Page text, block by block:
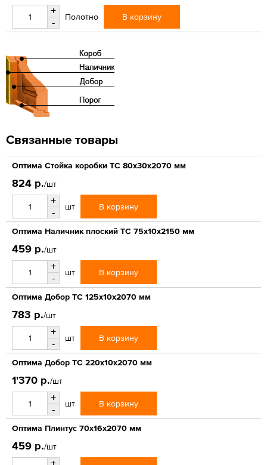
+
-
Полотно В корзину
Связанные товары
Оптима Стойка коробки ТС 80х30х2070 мм
824 р./шт
+
-
шт В корзину
Оптима Наличник плоский ТС 75х10х2150 мм
459 р./шт
+
-
шт В корзину
Оптима Добор ТС 125х10х2070 мм
783 р./шт
+
-
шт В корзину
Оптима Добор ТС 220х10х2070 мм
1'370 р./шт
+
-
шт В корзину
Оптима Плинтус 70х16х2070 мм
459 р./шт